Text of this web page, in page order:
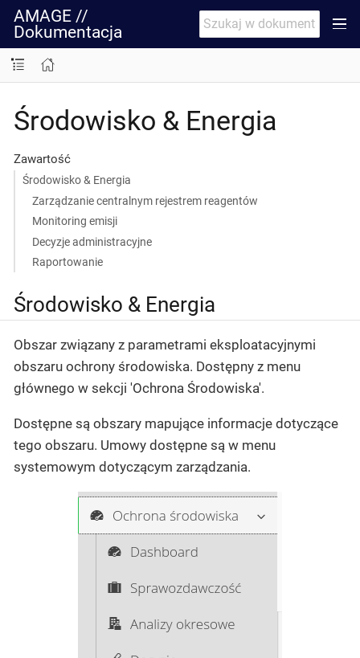
AMAGE //
Dokumentacja
Środowisko & Energia
Zawartość
Środowisko & Energia
Zarządzanie centralnym rejestrem reagentów
Monitoring emisji
Decyzje administracyjne
Raportowanie
Środowisko & Energia
Obszar związany z parametrami eksploatacyjnymi
obszaru ochrony środowiska. Dostępny z menu
głównego w sekcji 'Ochrona Środowiska'.
Dostępne są obszary mapujące informacje dotyczące
tego obszaru. Umowy dostępne są w menu
systemowym dotyczącym zarządzania.